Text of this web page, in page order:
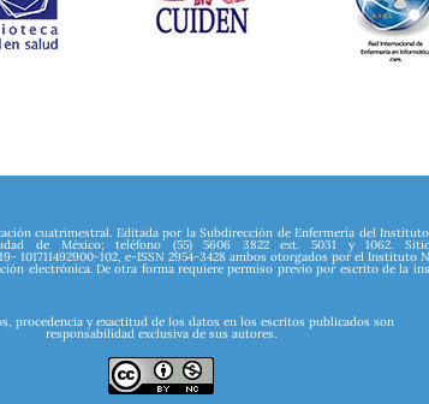
cuatrimestral. Editada por la Subdirección de Enfermería del
de México; teléfono (55) 5606 3822 ext. 5031 y 1062. Sitio
101711492900-102, e-ISSN 2954-3428 ambos otorgados por el
electrónica. De otra forma requiere permiso previo por escrito de la
procedencia y exactitud de los datos en los escritos publicados son
responsabilidad exclusiva de sus autores.